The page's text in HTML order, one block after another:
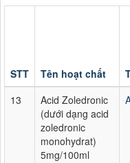
STT Tên hoạt chất
13
Acid Zoledronic
(dưới dạng acid
zoledronic
monohydrat)
5mg/100ml